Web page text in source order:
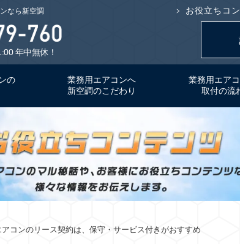
なら新空調 お役立ちコ
年中無休！
の
業務用エアコンへ
新空調のこだわり
業務用エア
取付の流
コンのリース契約は、保守・サービス付きがおすすめ